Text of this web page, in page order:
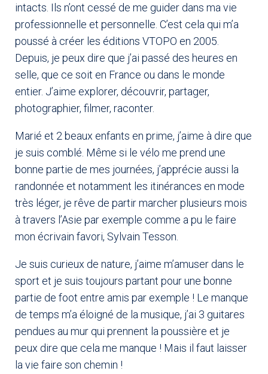
intacts. Ils n’ont cessé de me guider dans ma vie
professionnelle et personnelle. C’est cela qui m’a
poussé à créer les éditions VTOPO en 2005.
Depuis, je peux dire que j’ai passé des heures en
selle, que ce soit en France ou dans le monde
entier. J’aime explorer, découvrir, partager,
photographier, filmer, raconter.
Marié et 2 beaux enfants en prime, j’aime à dire que
je suis comblé. Même si le vélo me prend une
bonne partie de mes journées, j’apprécie aussi la
randonnée et notamment les itinérances en mode
très léger, je rêve de partir marcher plusieurs mois
à travers l’Asie par exemple comme a pu le faire
mon écrivain favori, Sylvain Tesson.
Je suis curieux de nature, j’aime m’amuser dans le
sport et je suis toujours partant pour une bonne
partie de foot entre amis par exemple ! Le manque
de temps m’a éloigné de la musique, j’ai 3 guitares
pendues au mur qui prennent la poussière et je
peux dire que cela me manque ! Mais il faut laisser
la vie faire son chemin !